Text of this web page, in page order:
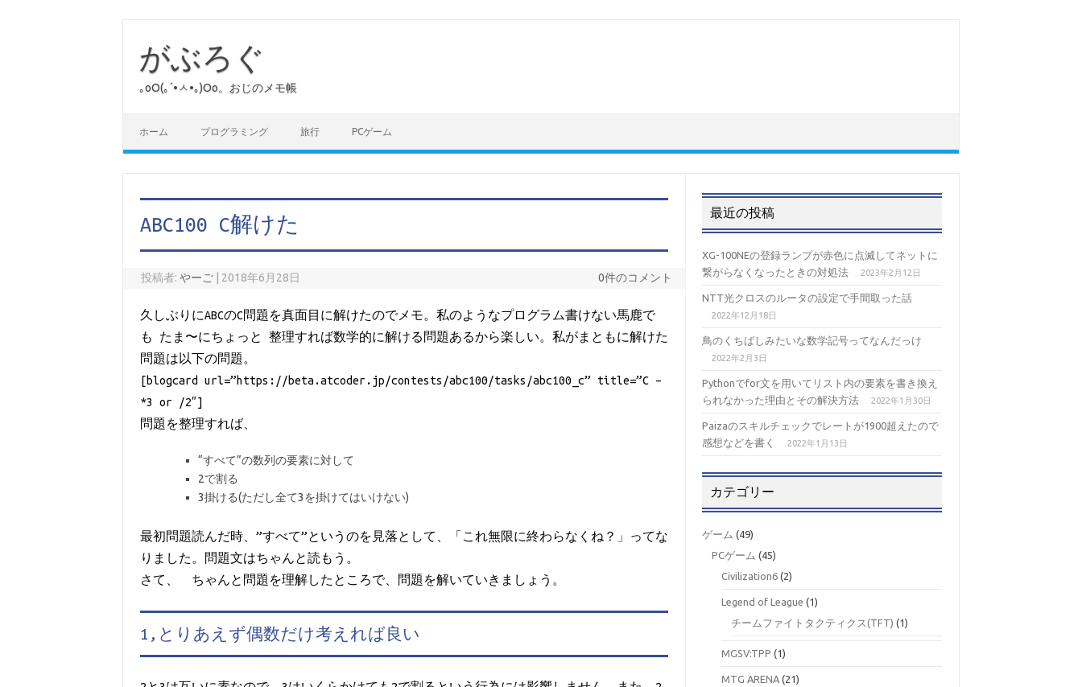
がぶろぐ
｡оО(｡´•ㅅ•｡)Оо。おじのメモ帳
ホーム プログラミング 旅行 PCゲーム
ABC100 C解けた
投稿者:やーご 2018年6月28日 0件のコメント
久しぶりにABCのC問題を真面目に解けたのでメモ。私のようなプログラム書けない馬鹿で
もたま〜にちょっと整理すれば数学的に解ける問題あるから楽しい。私がまともに解けた
問題は以下の問題。
[blogcard url=”https://beta.atcoder.jp/contests/abc100/tasks/abc100_c” title=”C –
*3 or /2″]
問題を整理すれば、
“すべて”の数列の要素に対して
2で割る
3掛ける(ただし全て3を掛けてはいけない)
最初問題読んだ時、”すべて”というのを見落として、「これ無限に終わらなくね？」ってな
りました。問題文はちゃんと読もう。
さて、ちゃんと問題を理解したところで、問題を解いていきましょう。
1,とりあえず偶数だけ考えれば良い
最近の投稿
XG-100NEの登録ランプが赤色に点滅してネットに
繋がらなくなったときの対処法
2023年2月12日
NTT光クロスのルータの設定で手間取った話
2022年12月18日
鳥のくちばしみたいな数学記号ってなんだっけ
2022年2月3日
Pythonでfor文を用いてリスト内の要素を書き換え
られなかった理由とその解決方法
2022年1月30日
Paizaのスキルチェックでレートが1900超えたので
感想などを書く
2022年1月13日
カテゴリー
ゲーム (49)
PCゲーム (45)
Civilization6 (2)
Legend of League (1)
チームファイトタクティクス(TFT) (1)
MGSV:TPP (1)
MTG ARENA (21)